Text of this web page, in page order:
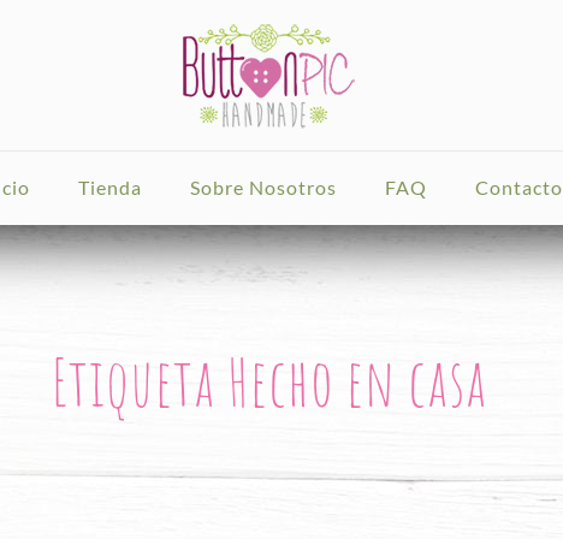
Tienda Sobre Nosotros FAQ Contacto
Etiqueta Hecho en casa